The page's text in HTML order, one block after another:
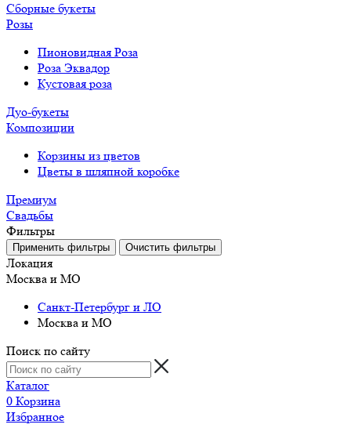
Сборные букеты
Розы
Пионовидная Роза
Роза Эквадор
Кустовая роза
Дуо-букеты
Композиции
Корзины из цветов
Цветы в шляпной коробке
Премиум
Свадьбы
Фильтры
Локация
Москва и МО
Санкт-Петербург и ЛО
Москва и МО
Поиск по сайту
Каталог
0 Корзина
Избранное